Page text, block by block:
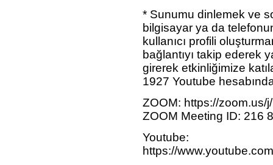
* Sunumu dinlemek ve
bilgisayar ya da
kullanıcı profili
bağlantıyı takip ederek
girerek etkinliğimize
1927 Youtube
ZOOM: https://zoom.us/
ZOOM Meeting ID: 216
Youtube:
https://